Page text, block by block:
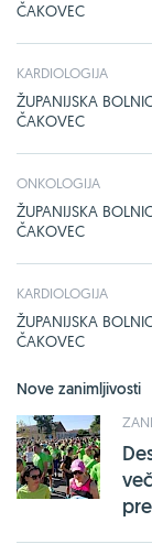
ČAKOVEC
KARDIOLOGIJA
ŽUPANIJSKA
ČAKOVEC
ONKOLOGIJA
ŽUPANIJSKA
ČAKOVEC
KARDIOLOGIJA
ŽUPANIJSKA
ČAKOVEC
Nove zanimljivosti